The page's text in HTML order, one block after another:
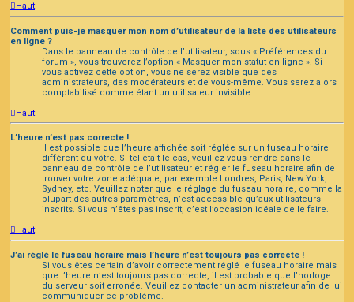
Haut
Comment puis-je masquer mon nom d’utilisateur de la liste des utilisateurs
en ligne ?
Dans le panneau de contrôle de l’utilisateur, sous « Préférences du
forum », vous trouverez l’option « Masquer mon statut en ligne ». Si
vous activez cette option, vous ne serez visible que des
administrateurs, des modérateurs et de vous-même. Vous serez alors
comptabilisé comme étant un utilisateur invisible.
Haut
L’heure n’est pas correcte !
Il est possible que l’heure affichée soit réglée sur un fuseau horaire
différent du vôtre. Si tel était le cas, veuillez vous rendre dans le
panneau de contrôle de l’utilisateur et régler le fuseau horaire afin de
trouver votre zone adéquate, par exemple Londres, Paris, New York,
Sydney, etc. Veuillez noter que le réglage du fuseau horaire, comme la
plupart des autres paramètres, n’est accessible qu’aux utilisateurs
inscrits. Si vous n’êtes pas inscrit, c’est l’occasion idéale de le faire.
Haut
J’ai réglé le fuseau horaire mais l’heure n’est toujours pas correcte !
Si vous êtes certain d’avoir correctement réglé le fuseau horaire mais
que l’heure n’est toujours pas correcte, il est probable que l’horloge
du serveur soit erronée. Veuillez contacter un administrateur afin de lui
communiquer ce problème.